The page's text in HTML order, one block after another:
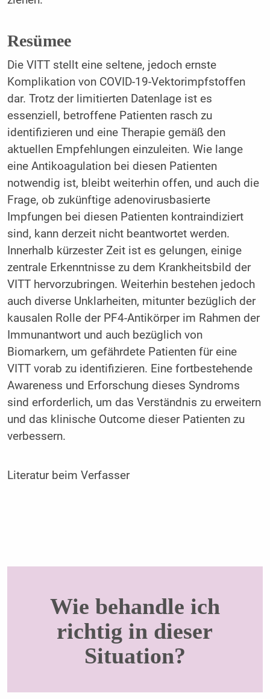
Resümee
Die VITT stellt eine seltene, jedoch ernste
Komplikation von COVID-19-Vektorimpfstoffen
dar. Trotz der limitierten Datenlage ist es
essenziell, betroffene Patienten rasch zu
identifizieren und eine Therapie gemäß den
aktuellen Empfehlungen einzuleiten. Wie lange
eine Antikoagulation bei diesen Patienten
notwendig ist, bleibt weiterhin offen, und auch die
Frage, ob zukünftige adenovirusbasierte
Impfungen bei diesen Patienten kontraindiziert
sind, kann derzeit nicht beantwortet werden.
Innerhalb kürzester Zeit ist es gelungen, einige
zentrale Erkenntnisse zu dem Krankheitsbild der
VITT hervorzubringen. Weiterhin bestehen jedoch
auch diverse Unklarheiten, mitunter bezüglich der
kausalen Rolle der PF4-Antikörper im Rahmen der
Immunantwort und auch bezüglich von
Biomarkern, um gefährdete Patienten für eine
VITT vorab zu identifizieren. Eine fortbestehende
Awareness und Erforschung dieses Syndroms
sind erforderlich, um das Verständnis zu erweitern
und das klinische Outcome dieser Patienten zu
verbessern.
Literatur beim Verfasser
Wie behandle ich
richtig in dieser
Situation?